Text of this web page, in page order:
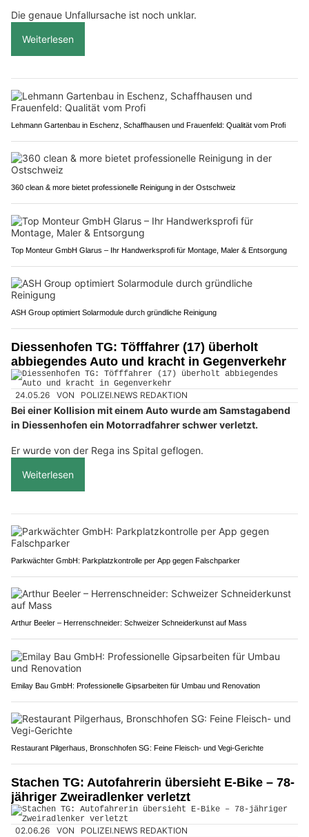
Die genaue Unfallursache ist noch unklar.
Weiterlesen
Lehmann Gartenbau in Eschenz, Schaffhausen und Frauenfeld: Qualität vom Profi
360 clean & more bietet professionelle Reinigung in der Ostschweiz
Top Monteur GmbH Glarus – Ihr Handwerksprofi für Montage, Maler & Entsorgung
ASH Group optimiert Solarmodule durch gründliche Reinigung
Diessenhofen TG: Töfffahrer (17) überholt
abbiegendes Auto und kracht in Gegenverkehr
24.05.26 VON POLIZEI.NEWS REDAKTION
Bei einer Kollision mit einem Auto wurde am Samstagabend
in Diessenhofen ein Motorradfahrer schwer verletzt.
Er wurde von der Rega ins Spital geflogen.
Weiterlesen
Parkwächter GmbH: Parkplatzkontrolle per App gegen Falschparker
Arthur Beeler – Herrenschneider: Schweizer Schneiderkunst auf Mass
Emilay Bau GmbH: Professionelle Gipsarbeiten für Umbau und Renovation
Restaurant Pilgerhaus, Bronschhofen SG: Feine Fleisch- und Vegi-Gerichte
Stachen TG: Autofahrerin übersieht E-Bike – 78-
jähriger Zweiradlenker verletzt
02.06.26 VON POLIZEI.NEWS REDAKTION